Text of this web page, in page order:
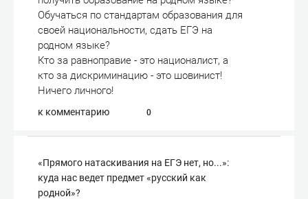
Обучаться по стандартам образования для
своей национальности, сдать ЕГЭ на
родном языке?
Кто за равноправие - это националист, а
кто за дискриминацию - это шовинист!
Ничего личного!
к комментарию 0
«Прямого натаскивания на ЕГЭ нет, но...»:
куда нас ведет предмет «русский как
родной»?